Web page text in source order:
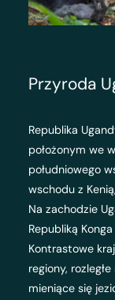
Przyroda
Republika
położonym we
południowego
wschodu z
Na zachodzie
Republiką
Kontrastowe
regiony,
mieniące się